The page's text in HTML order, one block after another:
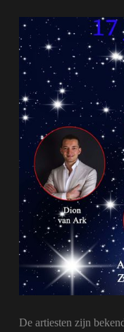
De artiesten zijn